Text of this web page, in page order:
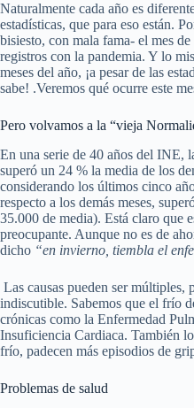
Naturalmente cada año es
estadísticas, que para eso están.
bisiesto, con mala fama- el mes
registros con la pandemia. Y lo
meses del año, ¡a pesar de las
sabe! .Veremos qué ocurre este
Pero volvamos a la “vieja
En una serie de 40 años del INE,
superó un 24 % la media de los
considerando los últimos cinco
respecto a los demás meses,
35.000 de media). Está claro que
preocupante. Aunque no es de
dicho “en invierno, tiembla el
Las causas pueden ser múltiples,
indiscutible. Sabemos que el frío
crónicas como la Enfermedad
Insuficiencia Cardiaca. También
frío, padecen más episodios de
Problemas de salud